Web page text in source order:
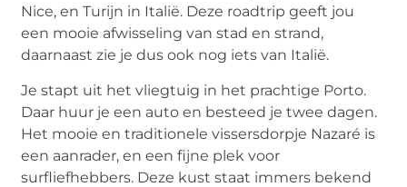
Nice, en Turijn in Italië. Deze roadtrip geeft jou
een mooie afwisseling van stad en strand,
daarnaast zie je dus ook nog iets van Italië.
Je stapt uit het vliegtuig in het prachtige Porto.
Daar huur je een auto en besteed je twee dagen.
Het mooie en traditionele vissersdorpje Nazaré is
een aanrader, en een fijne plek voor
surfliefhebbers. Deze kust staat immers bekend